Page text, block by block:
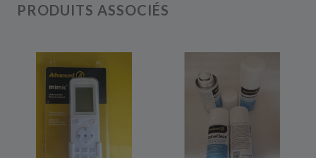
PRODUITS ASSOCIÉS